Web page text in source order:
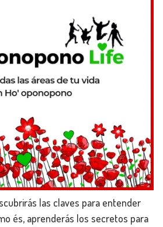
las claves para entender
és, aprenderás los secretos para